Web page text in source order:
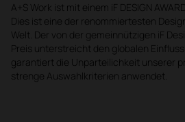
A+S Work ist mit einem iF DESIGN
Dies ist eine der renommiertesten
Welt. Der von der gemeinnützigen iF
Preis unterstreicht den globalen
garantiert die Unparteilichkeit unserer
strenge Auswahlkriterien anwendet.